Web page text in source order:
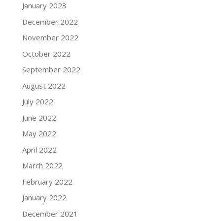
January 2023
December 2022
November 2022
October 2022
September 2022
August 2022
July 2022
June 2022
May 2022
April 2022
March 2022
February 2022
January 2022
December 2021